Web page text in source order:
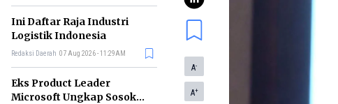
Ini Daftar Raja Industri
Logistik Indonesia
Redaksi Daerah 07 Aug 2026 - 11:29AM
Eks Product Leader
Microsoft Ungkap Sosok
A-
A+